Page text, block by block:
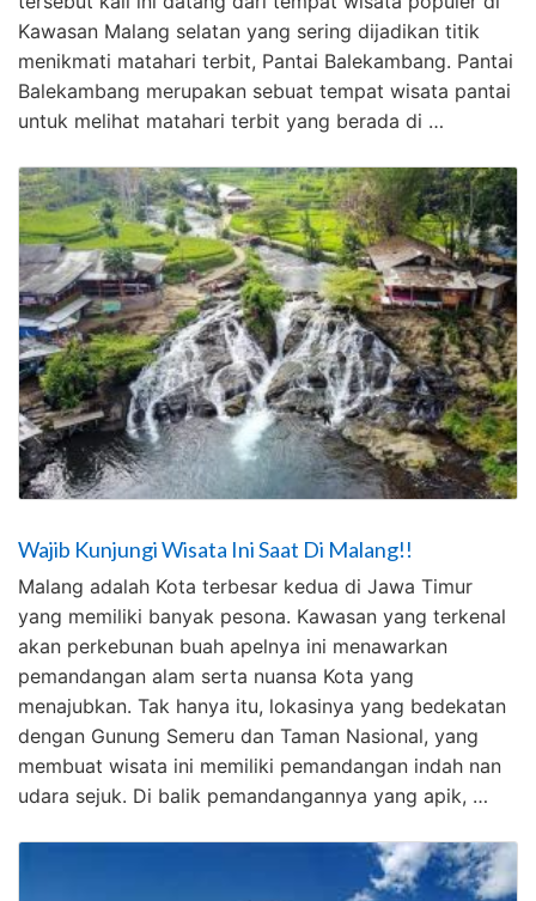
Kawasan Malang selatan yang sering dijadikan titik
menikmati matahari terbit, Pantai Balekambang. Pantai
Balekambang merupakan sebuat tempat wisata pantai
untuk melihat matahari terbit yang berada di …
Wajib Kunjungi Wisata Ini Saat Di Malang!!
Malang adalah Kota terbesar kedua di Jawa Timur
yang memiliki banyak pesona. Kawasan yang terkenal
akan perkebunan buah apelnya ini menawarkan
pemandangan alam serta nuansa Kota yang
menajubkan. Tak hanya itu, lokasinya yang bedekatan
dengan Gunung Semeru dan Taman Nasional, yang
membuat wisata ini memiliki pemandangan indah nan
udara sejuk. Di balik pemandangannya yang apik, …